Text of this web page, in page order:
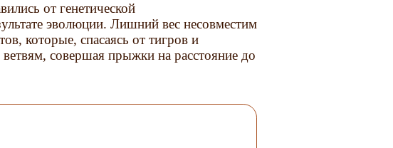
от генетической
эволюции. Лишний вес несовместим
которые, спасаясь от тигров и
совершая прыжки на расстояние до